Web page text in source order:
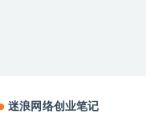
迷浪网络创业笔记